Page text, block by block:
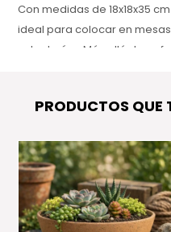
Con medidas de 18x18x35
ideal para colocar en
estanterías. Más allá de su
PRODUCTOS QUE